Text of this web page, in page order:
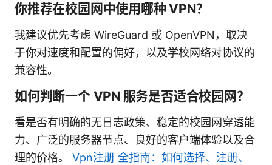
你推荐在校园网中使用哪种 VPN？
我建议优先考虑 WireGuard 或 OpenVPN，取决
于你对速度和配置的偏好，以及学校网络对协议的
兼容性。
如何判断一个 VPN 服务是否适合校园网？
看是否有明确的无日志政策、稳定的校园网穿透能
力、广泛的服务器节点、良好的客户端体验以及合
理的价格。 Vpn注册 全指南：如何选择、注册、